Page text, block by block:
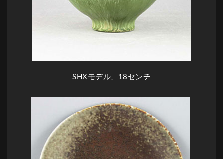
SHXモデル、18センチ